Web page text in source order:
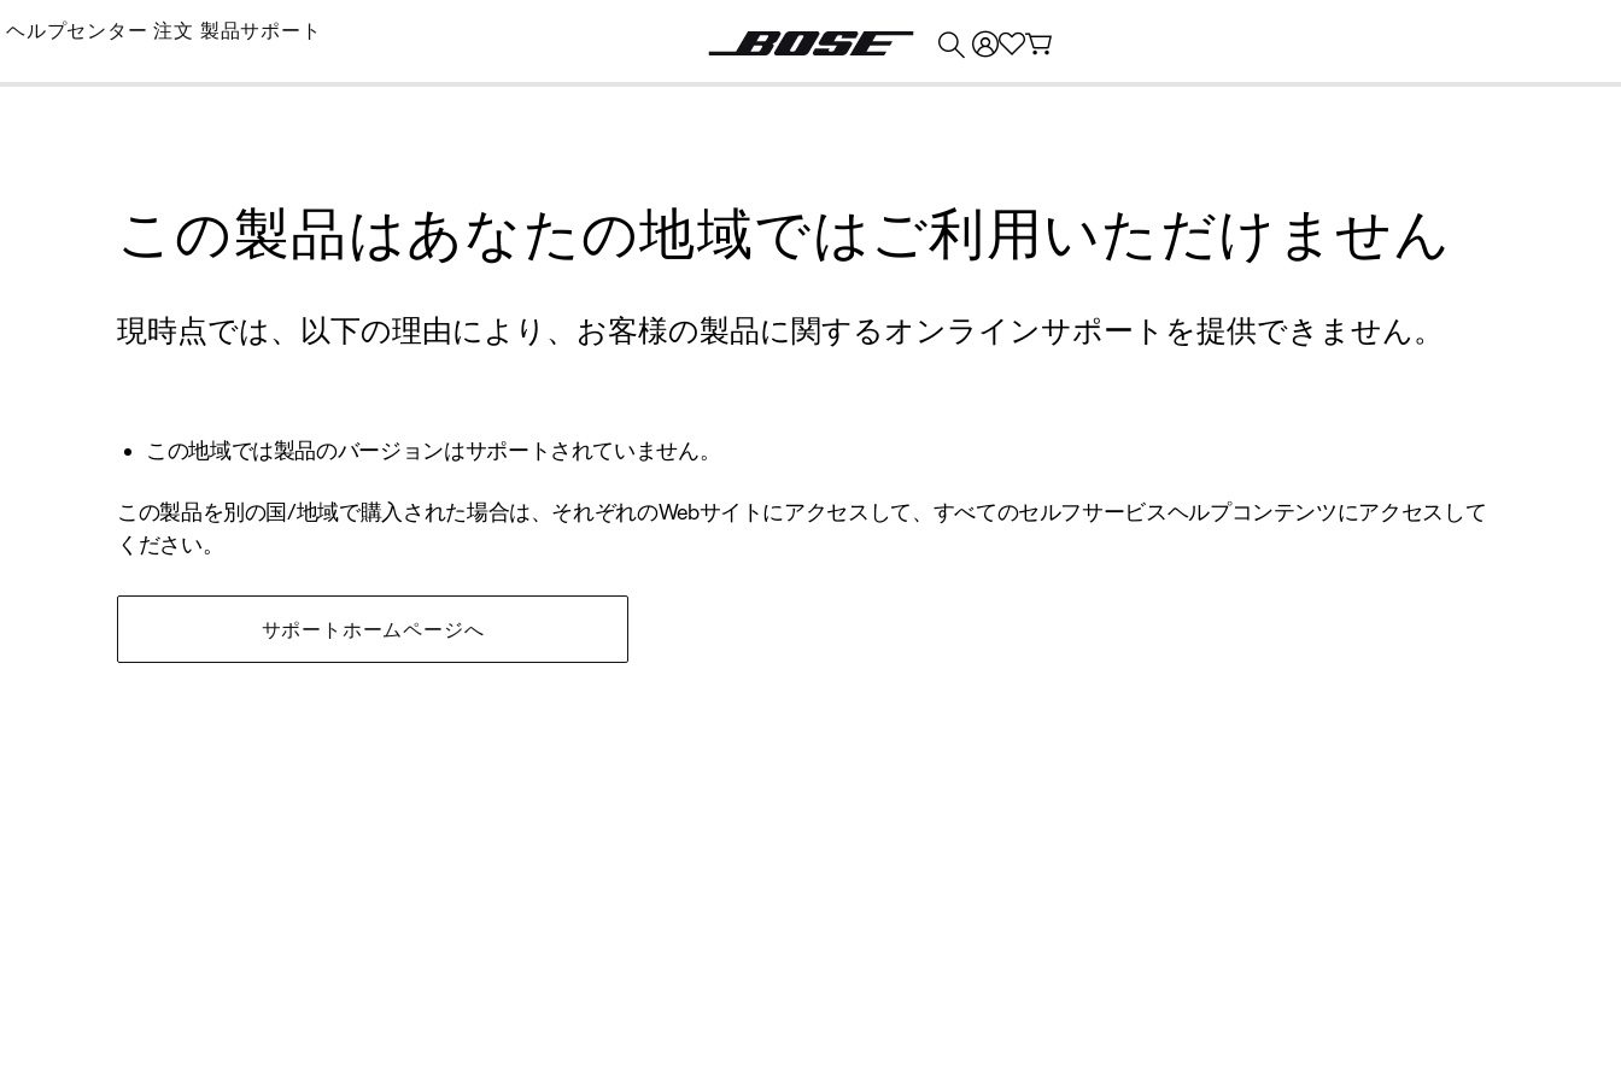
Skip
Main
ヘルプセンター 注文 製品サポート
この製品はあなたの地域ではご利用いただけません
現時点では、以下の理由により、お客様の製品に関するオンラインサポートを提供できません。
この地域では製品のバージョンはサポートされていません。
この製品を別の国/地域で購入された場合は、それぞれのWebサイトにアクセスして、すべてのセルフサービスヘルプコンテンツにアクセスして
ください。
サポートホームページへ